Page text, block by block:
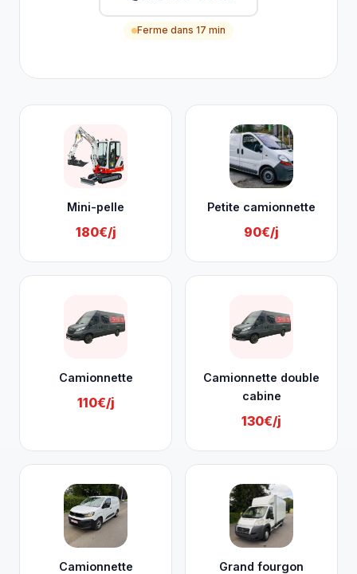
Ferme dans 17 min
Mini-pelle
180€/j
Petite camionnette
90€/j
Camionnette
110€/j
Camionnette double
cabine
130€/j
Camionnette
Grand fourgon